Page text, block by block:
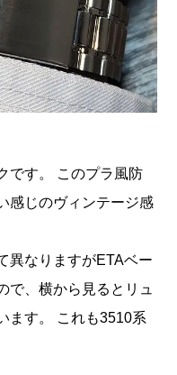
です。 このプラ風防
感じのヴィンテージ感
異なりますがETAベー
で、横から見るとリュ
ます。 これも3510系